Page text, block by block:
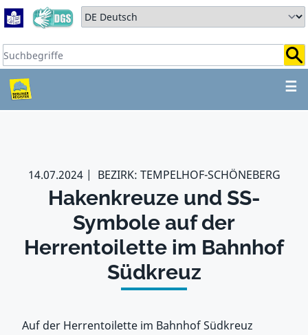
Zum Hauptbereich springen
Zum Hauptmenü springen
Sprache auswählen:
Suchbegriffe:
☰
ZUM HAUPTBEREICH
14.07.2024 BEZIRK: TEMPELHOF-SCHÖNEBERG
Hakenkreuze und SS-
Symbole auf der
Herrentoilette im Bahnhof
Südkreuz
Auf der Herrentoilette im Bahnhof Südkreuz